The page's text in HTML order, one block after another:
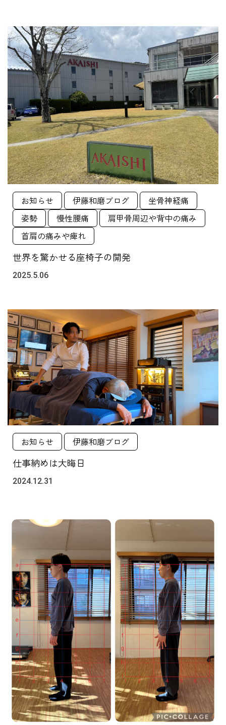
お知らせ 伊藤和磨ブログ
坐骨神経痛
姿勢
慢性腰痛
肩甲骨周辺や背中の痛み
首肩の痛みや痺れ
世界を驚かせる座椅子の開発
2025.5.06
お知らせ 伊藤和磨ブログ
仕事納めは大晦日
2024.12.31